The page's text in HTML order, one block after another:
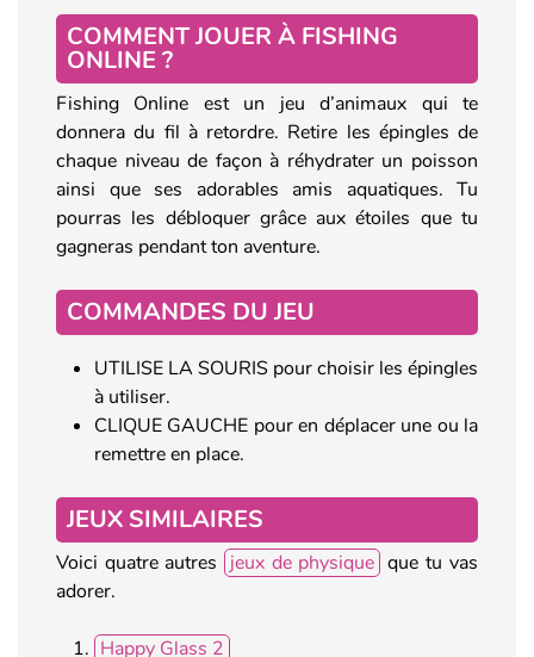
COMMENT JOUER À FISHING
ONLINE ?
Fishing Online est un jeu d’animaux qui te
donnera du fil à retordre. Retire les épingles de
chaque niveau de façon à réhydrater un poisson
ainsi que ses adorables amis aquatiques. Tu
pourras les débloquer grâce aux étoiles que tu
gagneras pendant ton aventure.
COMMANDES DU JEU
UTILISE LA SOURIS pour choisir les épingles
à utiliser.
CLIQUE GAUCHE pour en déplacer une ou la
remettre en place.
JEUX SIMILAIRES
Voici quatre autres jeux de physique que tu vas
adorer.
Happy Glass 2